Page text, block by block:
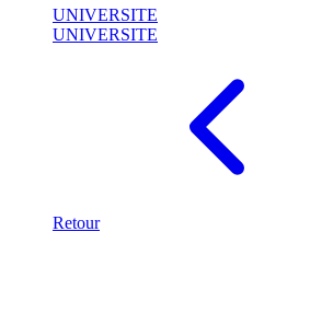
UNIVERSITE
UNIVERSITE
Retour